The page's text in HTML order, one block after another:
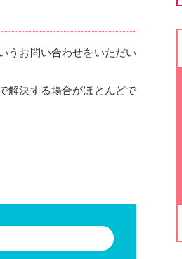
うお問い合わせをいただい
解決する場合がほとんどで